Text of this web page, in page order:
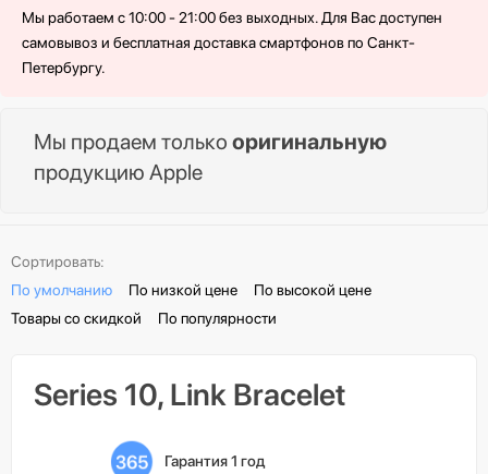
Мы работаем с 10:00 - 21:00 без выходных. Для Вас доступен
самовывоз и бесплатная доставка смартфонов по Санкт-
Петербургу.
Мы продаем только оригинальную
продукцию Apple
Сортировать:
По умолчанию
По низкой цене
По высокой цене
Товары со скидкой
По популярности
Series 10, Link Bracelet
Гарантия 1 год